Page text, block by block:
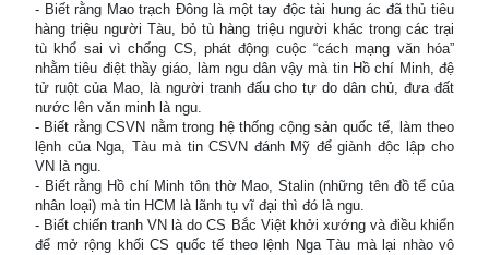
- Biết rằng Mao trạch Đông là một tay độc tài hung ác đã thủ tiêu
hàng triệu người Tàu, bỏ tù hàng triệu người khác trong các trại
tù khổ sai vì chống CS, phát động cuộc “cách mạng văn hóa”
nhằm tiêu điệt thầy giáo, làm ngu dân vậy mà tin Hồ chí Minh, đệ
tử ruột của Mao, là người tranh đấu cho tự do dân chủ, đưa đất
nước lên văn minh là ngu.
- Biết rằng CSVN nằm trong hệ thống cộng sản quốc tế, làm theo
lệnh của Nga, Tàu mà tin CSVN đánh Mỹ để giành độc lập cho
VN là ngu.
- Biết rằng Hồ chí Minh tôn thờ Mao, Stalin (những tên đồ tể của
nhân loại) mà tin HCM là lãnh tụ vĩ đại thì đó là ngu.
- Biết chiến tranh VN là do CS Bắc Việt khởi xướng và điều khiển
để mở rộng khối CS quốc tế theo lệnh Nga Tàu mà lại nhào vô